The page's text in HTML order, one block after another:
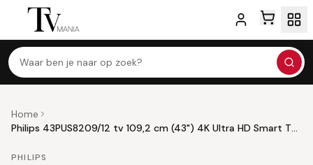
Waar ben je naar op zoek?
Home
Philips 43PUS8209/12 tv 109,2 cm (43") 4K Ultra HD Smart TV
PHILIPS